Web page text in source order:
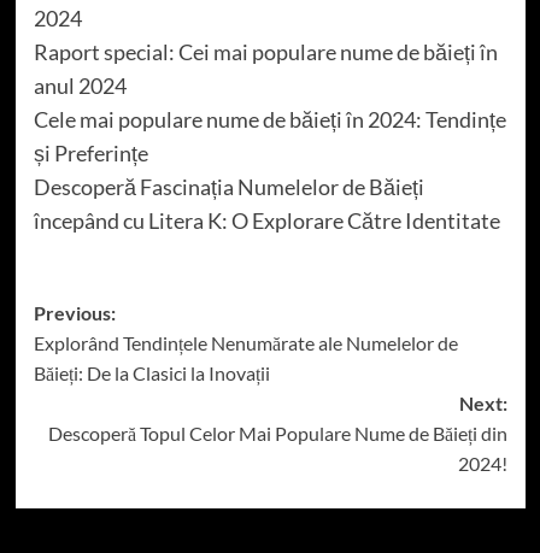
2024
Raport special: Cei mai populare nume de băieți în
anul 2024
Cele mai populare nume de băieți în 2024: Tendințe
și Preferințe
Descoperă Fascinația Numelelor de Băieți
începând cu Litera K: O Explorare Către Identitate
Post
navigation
Previous:
Explorând Tendințele Nenumărate ale Numelelor de
Băieți: De la Clasici la Inovații
Next:
Descoperă Topul Celor Mai Populare Nume de Băieți din
2024!